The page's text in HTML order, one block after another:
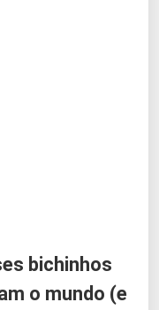
bichinhos
o mundo (e